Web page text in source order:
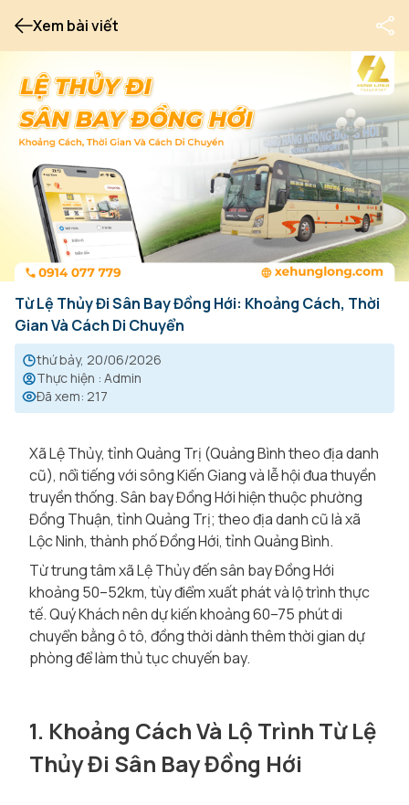
Xem bài viết
Từ Lệ Thủy Đi Sân Bay Đồng Hới: Khoảng Cách, Thời
Gian Và Cách Di Chuyển
thứ bảy, 20/06/2026
Thực hiện : Admin
Đã xem: 217
Xã Lệ Thủy, tỉnh Quảng Trị (Quảng Bình theo địa danh
cũ), nổi tiếng với sông Kiến Giang và lễ hội đua thuyền
truyền thống. Sân bay Đồng Hới hiện thuộc phường
Đồng Thuận, tỉnh Quảng Trị; theo địa danh cũ là xã
Lộc Ninh, thành phố Đồng Hới, tỉnh Quảng Bình.
Từ trung tâm xã Lệ Thủy đến sân bay Đồng Hới
khoảng 50–52km, tùy điểm xuất phát và lộ trình thực
tế. Quý Khách nên dự kiến khoảng 60–75 phút di
chuyển bằng ô tô, đồng thời dành thêm thời gian dự
phòng để làm thủ tục chuyến bay.
1. Khoảng Cách Và Lộ Trình Từ Lệ
Thủy Đi Sân Bay Đồng Hới